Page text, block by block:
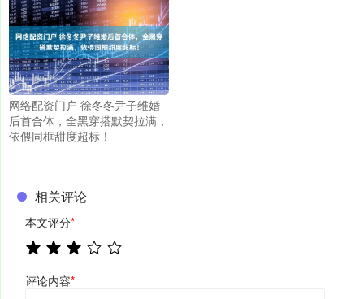
网络配资门户 徐冬冬尹子维婚
后首合体，全黑穿搭默契拉满，
依偎同框甜度超标！
相关评论
本文评分*
评论内容*